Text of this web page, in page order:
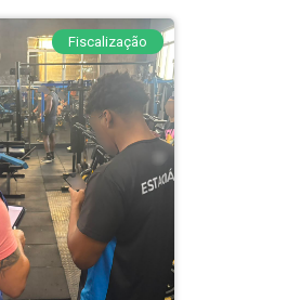
Fiscalização